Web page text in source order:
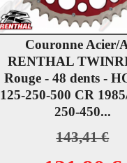
Couronne Acier/
RENTHAL
Rouge - 48 dents -
125-250-500 CR
250-450...
143,41 €
Aperçu rapide